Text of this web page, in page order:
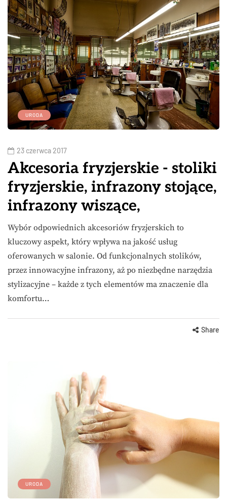
URODA
23 czerwca 2017
Akcesoria fryzjerskie - stoliki
fryzjerskie, infrazony stojące,
infrazony wiszące,
Wybór odpowiednich akcesoriów fryzjerskich to
kluczowy aspekt, który wpływa na jakość usług
oferowanych w salonie. Od funkcjonalnych stolików,
przez innowacyjne infrazony, aż po niezbędne narzędzia
stylizacyjne – każde z tych elementów ma znaczenie dla
komfortu…
Share
URODA